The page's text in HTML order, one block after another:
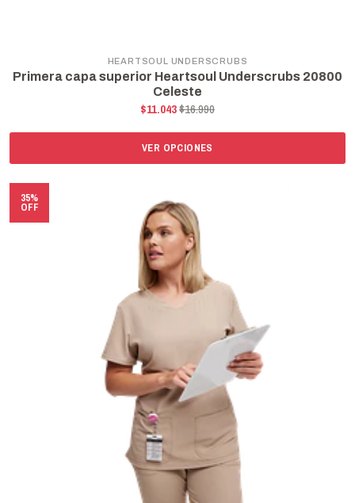
HEARTSOUL UNDERSCRUBS
Primera capa superior Heartsoul Underscrubs 20800
Celeste
$11.043$16.990
VER OPCIONES
35%
OFF